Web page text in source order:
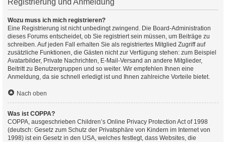
Registrierung und Anmeldung
Wozu muss ich mich registrieren?
Eine Registrierung ist nicht unbedingt zwingend. Die Board-Administration
dieses Forums entscheidet, ob Sie registriert sein müssen, um Beiträge zu
schreiben. Auf jeden Fall erhalten Sie als registriertes Mitglied Zugriff auf
zusätzliche Funktionen, die Gästen nicht zur Verfügung stehen: zum Beispiel
Avatarbilder, Private Nachrichten, E-Mail-Versand an andere Mitglieder,
Beitritt zu Benutzergruppen und so weiter. Wir empfehlen Ihnen eine
Anmeldung, da sie schnell erledigt ist und Ihnen zahlreiche Vorteile bietet.
Nach oben
Was ist COPPA?
COPPA, ausgeschrieben Children’s Online Privacy Protection Act of 1998
(deutsch: Gesetz zum Schutz der Privatsphäre von Kindern im Internet von
1998) ist ein Gesetz in den USA, welches festlegt, dass Websites, die